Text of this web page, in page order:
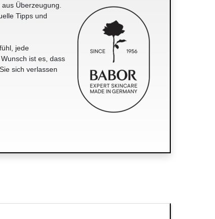
Überzeugung.
Tipps und
jede
ist es, dass
sich verlassen